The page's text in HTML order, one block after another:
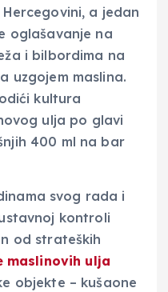
a jedan
oglašavanje na
i bilbordima na
uzgojem maslina.
kultura
ulja po glavi
400 ml na bar
svog rada i
kontroli
od strateških
maslinovih ulja
objekte – kušaone